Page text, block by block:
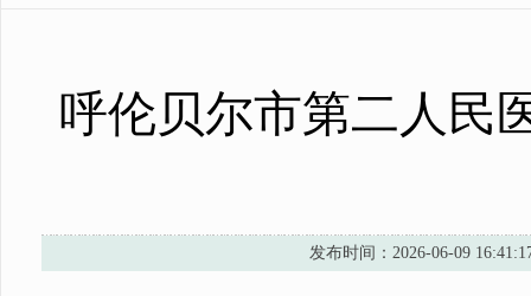
呼伦贝尔市第二人民
发布时间：2026-06-09